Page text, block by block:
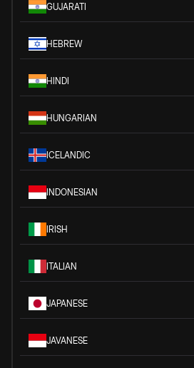
GUJARATI
HEBREW
HINDI
HUNGARIAN
ICELANDIC
INDONESIAN
IRISH
ITALIAN
JAPANESE
JAVANESE